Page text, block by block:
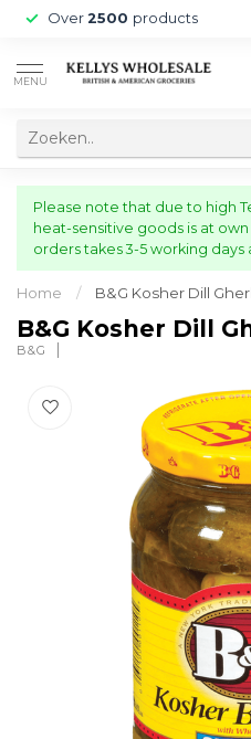
Over 2500 products
MENU
Please note that due to high
heat-sensitive goods is at
orders takes 3-5 working
Home / B&G Kosher Dill
B&G Kosher Dill
B&G